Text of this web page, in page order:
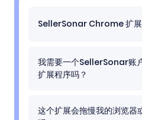
SellerSonar Chrome 扩展
因此您可以立即做出反应，
我需要一个SellerSonar账
扩展程序吗？
这个扩展会拖慢我的浏览器